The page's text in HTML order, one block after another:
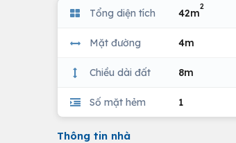
Tổng diện tích 42m
2
Mặt đường 4m
Chiều dài đất 8m
Số mặt hẻm 1
Thông tin nhà